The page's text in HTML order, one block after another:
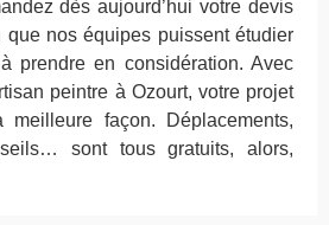
dès aujourd’hui votre devis
que nos équipes puissent étudier
prendre en considération. Avec
peintre à Ozourt, votre projet
façon. Déplacements,
sont tous gratuits, alors,